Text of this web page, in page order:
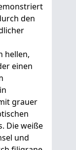
den
hellen,
einen
grauer
Die weiße
und